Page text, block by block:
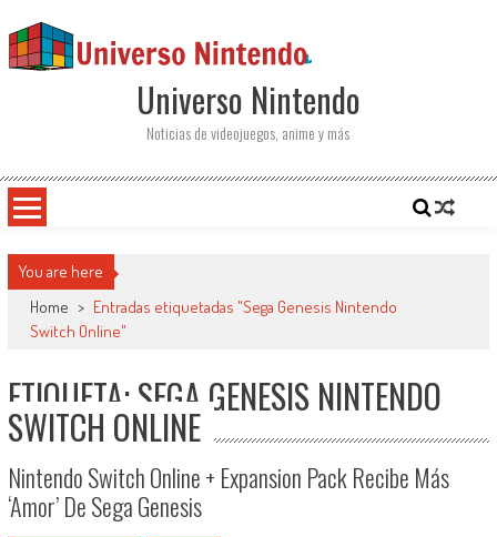
Universo Nintendo
Noticias de videojuegos, anime y más
You are here
Home > Entradas etiquetadas "Sega Genesis Nintendo
Switch Online"
ETIQUETA: SEGA GENESIS NINTENDO
SWITCH ONLINE
Nintendo Switch Online + Expansion Pack Recibe Más
‘amor’ De Sega Genesis